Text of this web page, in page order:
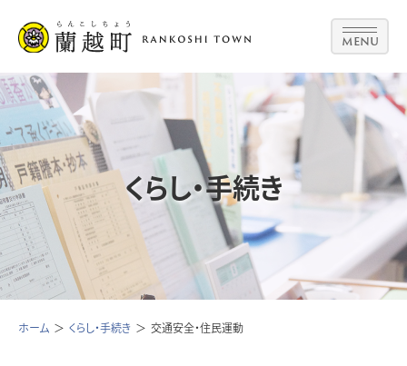
MENU
くらし・手続き
ホーム くらし・手続き 交通安全・住民運動